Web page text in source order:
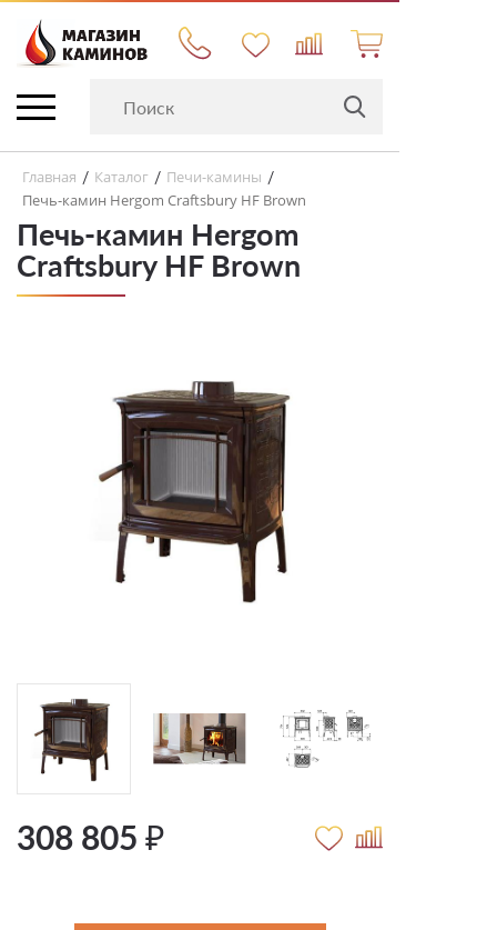
Главная / Каталог / Печи-камины /
Печь-камин Hergom Craftsbury HF Brown
Печь-камин Hergom
Craftsbury HF Brown
308 805 ₽